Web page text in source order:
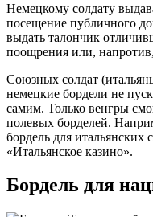
Немецкому солдату
посещение публичного
выдать талончик
поощрения или,
Союзных солдат
немецкие бордели не
самим. Только венгры
полевых борделей.
бордель для итальянских
«Итальянское казино».
Бордель для